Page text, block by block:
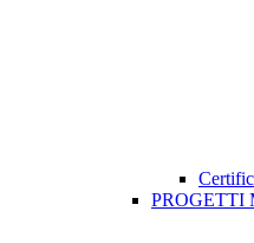
PROGETTI